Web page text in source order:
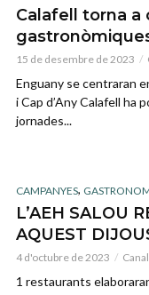
Calafell torna a
15 de desembre de 2023
Enguany se centraran
i Cap d’Any Calafell ha
jornades...
CAMPANYES,
L’AEH SALOU
AQUEST
4 d'octubre de 2023
1 restaurants